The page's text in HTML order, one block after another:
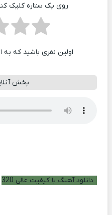
روی یک ستاره کلیک
اولین نفری باشید که
پخش
دانلود آهنگ با کیفیت عالی 320